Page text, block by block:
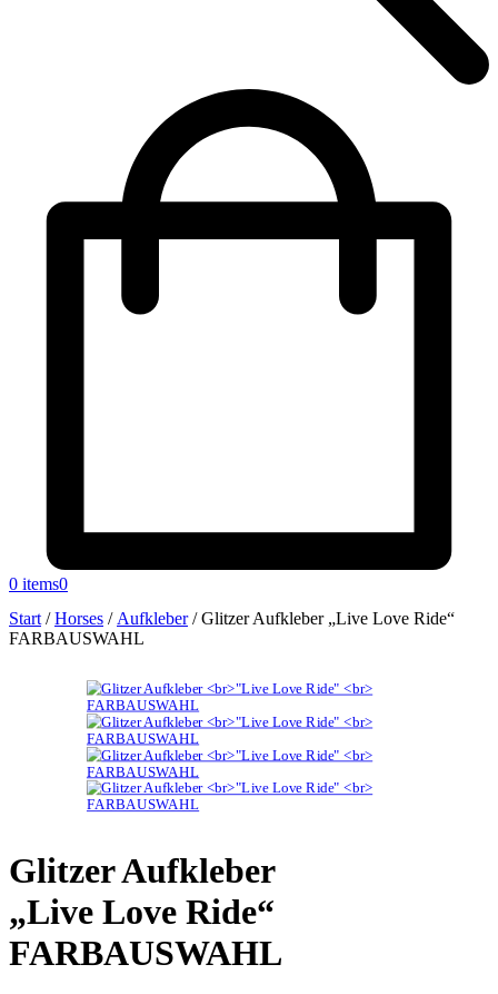
0 items0
Start /Horses / Aufkleber/Glitzer Aufkleber „Live Love Ride“
FARBAUSWAHL
Glitzer Aufkleber
„Live Love Ride“
FARBAUSWAHL